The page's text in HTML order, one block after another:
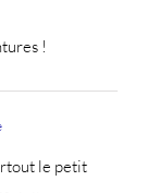
!
le petit